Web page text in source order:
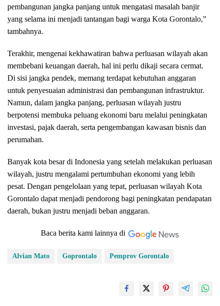
pembangunan jangka panjang untuk mengatasi masalah banjir
yang selama ini menjadi tantangan bagi warga Kota Gorontalo,”
tambahnya.
Terakhir, mengenai kekhawatiran bahwa perluasan wilayah akan
membebani keuangan daerah, hal ini perlu dikaji secara cermat.
Di sisi jangka pendek, memang terdapat kebutuhan anggaran
untuk penyesuaian administrasi dan pembangunan infrastruktur.
Namun, dalam jangka panjang, perluasan wilayah justru
berpotensi membuka peluang ekonomi baru melalui peningkatan
investasi, pajak daerah, serta pengembangan kawasan bisnis dan
perumahan.
Banyak kota besar di Indonesia yang setelah melakukan perluasan
wilayah, justru mengalami pertumbuhan ekonomi yang lebih
pesat. Dengan pengelolaan yang tepat, perluasan wilayah Kota
Gorontalo dapat menjadi pendorong bagi peningkatan pendapatan
daerah, bukan justru menjadi beban anggaran.
Baca berita kami lainnya di
Alvian Mato Goprontalo Pemprov Gorontalo